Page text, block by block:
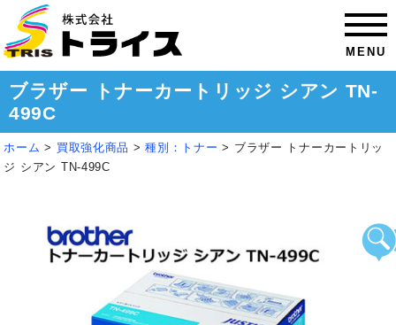
MENU
ブラザー トナーカートリッジ シアン TN-
499C
ホーム > 買取強化商品 >種別：トナー > ブラザー トナーカートリッ
ジ シアン TN-499C